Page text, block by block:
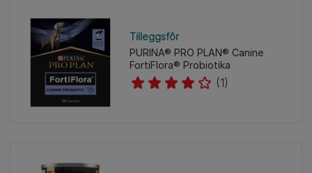
Tilleggsfôr
PURINA® PRO PLAN® Canine
FortiFlora® Probiotika
(1)